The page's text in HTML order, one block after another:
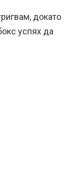
докато
успях да